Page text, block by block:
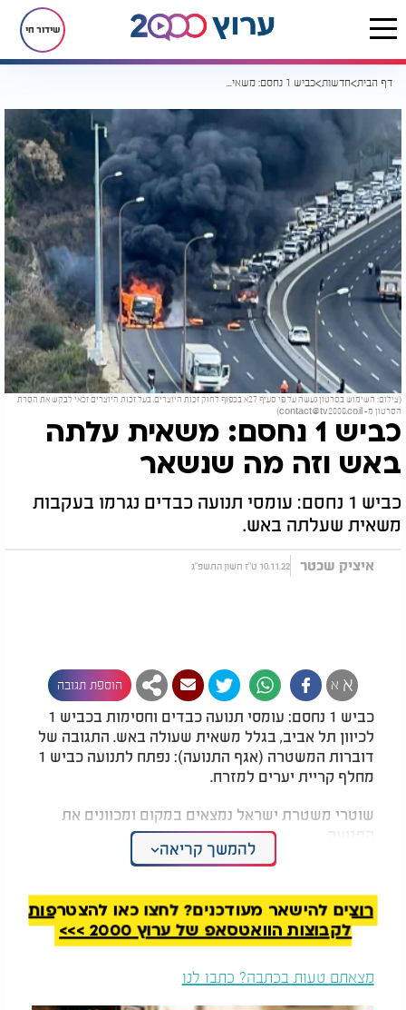
שידור חי
דף הבית חדשות כביש 1 נחסם: משאית עלתה באש וזה מה שנשאר
(צילום: השימוש בסרטון נעשה על פי סעיף 27א בכפוף לחוק זכות היוצרים. בעל זכות היוצרים זכאי לבקש את הסרת
הסרטון מ-contact@tv2000.co.il
)
כביש 1 נחסם: משאית עלתה
באש וזה מה שנשאר
כביש 1 נחסם: עומסי תנועה כבדים נגרמו בעקבות
משאית שעלתה באש.
איציק שכטר 10.11.22 ט"ז חשון התשפ"ג
א א הוספת תגובה
כביש 1 נחסם: עומסי תנועה כבדים וחסימות בכביש 1
לכיוון תל אביב, בגלל משאית שעולה באש. התגובה של
דוברות המשטרה (אגף התנועה): נפתח לתנועה כביש 1
מחלף קריית יערים למזרח.
שוטרי משטרת ישראל נמצאים במקום ומכוונים את
להמשך קריאה
רוצים להישאר מעודכנים? לחצו כאן להצטרפות
לקבוצות הוואטסאפ של ערוץ 2000 >>>
מצאתם טעות בכתבה? כתבו לנו